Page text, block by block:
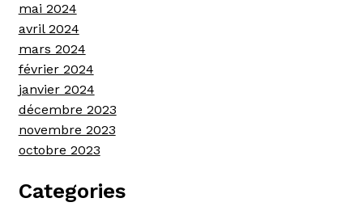
mai 2024
avril 2024
mars 2024
février 2024
janvier 2024
décembre 2023
novembre 2023
octobre 2023
Categories